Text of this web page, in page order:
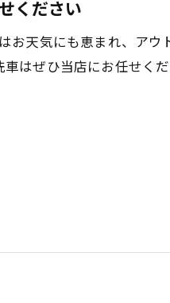
ください
お天気にも恵まれ、アウ
はぜひ当店にお任せく